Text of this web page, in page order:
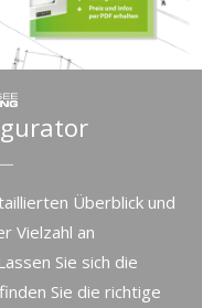
Überblick und
Vielzahl an
Sie sich die
Sie die richtige